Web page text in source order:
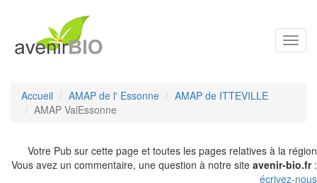
Accueil AMAP de l' Essonne
AMAP de ITTEVILLE
AMAP ValEssonne
Votre Pub sur cette page et toutes les pages relatives à la région
Vous avez un commentaire, une question à notre site avenir-bio.fr:
écrivez-nous